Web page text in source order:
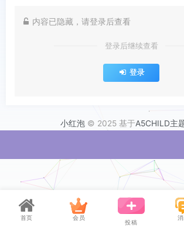
内容已隐藏，请登录后查看
登录后继续查看
登录
小红泡© 2025 基于A5CHILD主
首页 会员
投稿